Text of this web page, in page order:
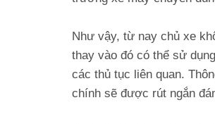
Như vậy, từ nay chủ xe
thay vào đó có thể sử
các thủ tục liên quan.
chính sẽ được rút ngắn